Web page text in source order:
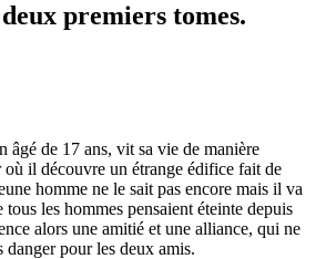
premiers tomes.
âgé de 17 ans, vit sa vie de manière
où il découvre un étrange édifice fait de
homme ne le sait pas encore mais il va
tous les hommes pensaient éteinte depuis
alors une amitié et une alliance, qui ne
danger pour les deux amis.